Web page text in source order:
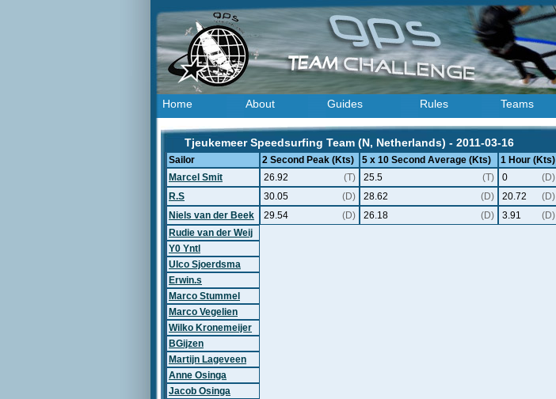
Home About Guides Rules Teams
Tjeukemeer Speedsurfing Team (N, Netherlands) - 2011-03-16
Sailor 2 Second Peak (Kts) 5 x 10 Second Average (Kts) 1 Hour (Kts)
Marcel Smit
26.92 (T) 25.5 (T) 0 (D)
R.S
30.05 (D) 28.62 (D) 20.72 (D)
Niels van der Beek
29.54 (D) 26.18 (D) 3.91 (D)
Rudie van der Weij
Y0 Yntl
Ulco Sjoerdsma
Erwin.s
Marco Stummel
Marco Vegelien
Wilko Kronemeijer
BGijzen
Martijn Lageveen
Anne Osinga
Jacob Osinga